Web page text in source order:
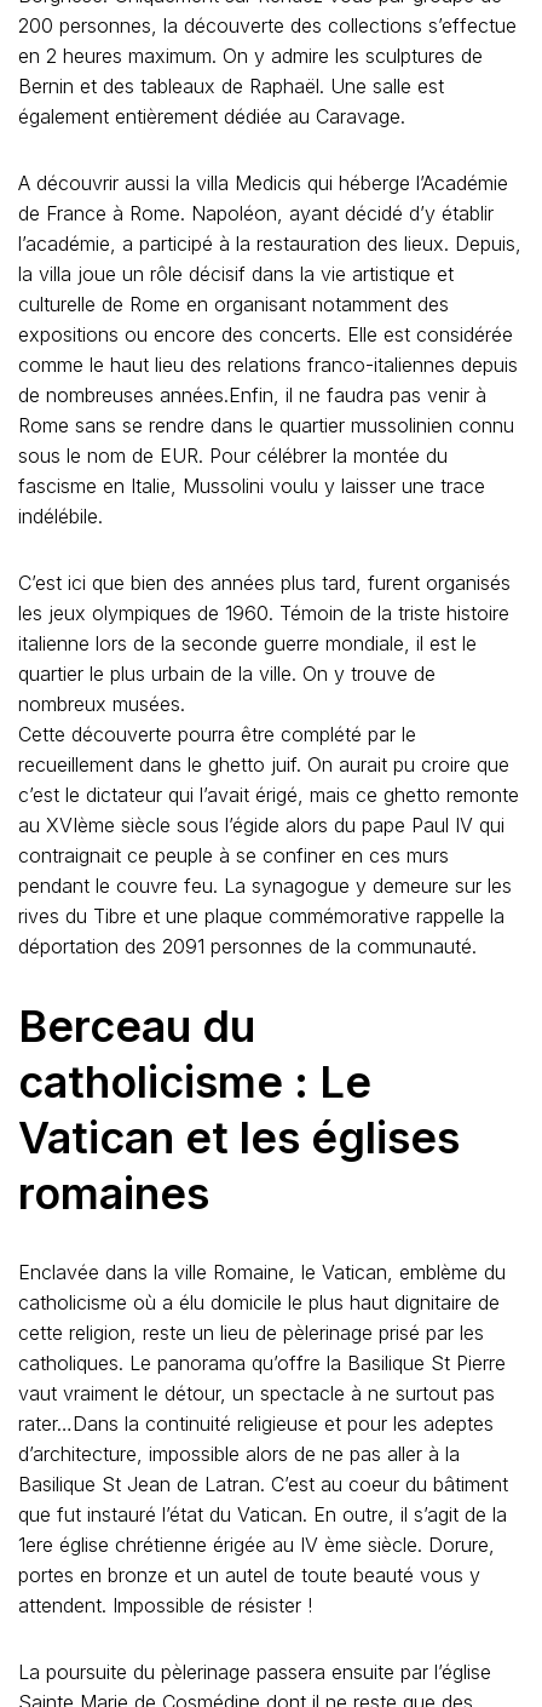
200 personnes, la découverte des collections s’effectue
en 2 heures maximum. On y admire les sculptures de
Bernin et des tableaux de Raphaël. Une salle est
également entièrement dédiée au Caravage.
A découvrir aussi la villa Medicis qui héberge l’Académie
de France à Rome. Napoléon, ayant décidé d’y établir
l’académie, a participé à la restauration des lieux. Depuis,
la villa joue un rôle décisif dans la vie artistique et
culturelle de Rome en organisant notamment des
expositions ou encore des concerts. Elle est considérée
comme le haut lieu des relations franco-italiennes depuis
de nombreuses années.Enfin, il ne faudra pas venir à
Rome sans se rendre dans le quartier mussolinien connu
sous le nom de EUR. Pour célébrer la montée du
fascisme en Italie, Mussolini voulu y laisser une trace
indélébile.
C’est ici que bien des années plus tard, furent organisés
les jeux olympiques de 1960. Témoin de la triste histoire
italienne lors de la seconde guerre mondiale, il est le
quartier le plus urbain de la ville. On y trouve de
nombreux musées.
Cette découverte pourra être complété par le
recueillement dans le ghetto juif. On aurait pu croire que
c’est le dictateur qui l’avait érigé, mais ce ghetto remonte
au XVIème siècle sous l’égide alors du pape Paul IV qui
contraignait ce peuple à se confiner en ces murs
pendant le couvre feu. La synagogue y demeure sur les
rives du Tibre et une plaque commémorative rappelle la
déportation des 2091 personnes de la communauté.
Berceau du
catholicisme : Le
Vatican et les églises
romaines
Enclavée dans la ville Romaine, le Vatican, emblème du
catholicisme où a élu domicile le plus haut dignitaire de
cette religion, reste un lieu de pèlerinage prisé par les
catholiques. Le panorama qu’offre la Basilique St Pierre
vaut vraiment le détour, un spectacle à ne surtout pas
rater…Dans la continuité religieuse et pour les adeptes
d’architecture, impossible alors de ne pas aller à la
Basilique St Jean de Latran. C’est au coeur du bâtiment
que fut instauré l’état du Vatican. En outre, il s’agit de la
1ere église chrétienne érigée au IV ème siècle. Dorure,
portes en bronze et un autel de toute beauté vous y
attendent. Impossible de résister !
La poursuite du pèlerinage passera ensuite par l’église